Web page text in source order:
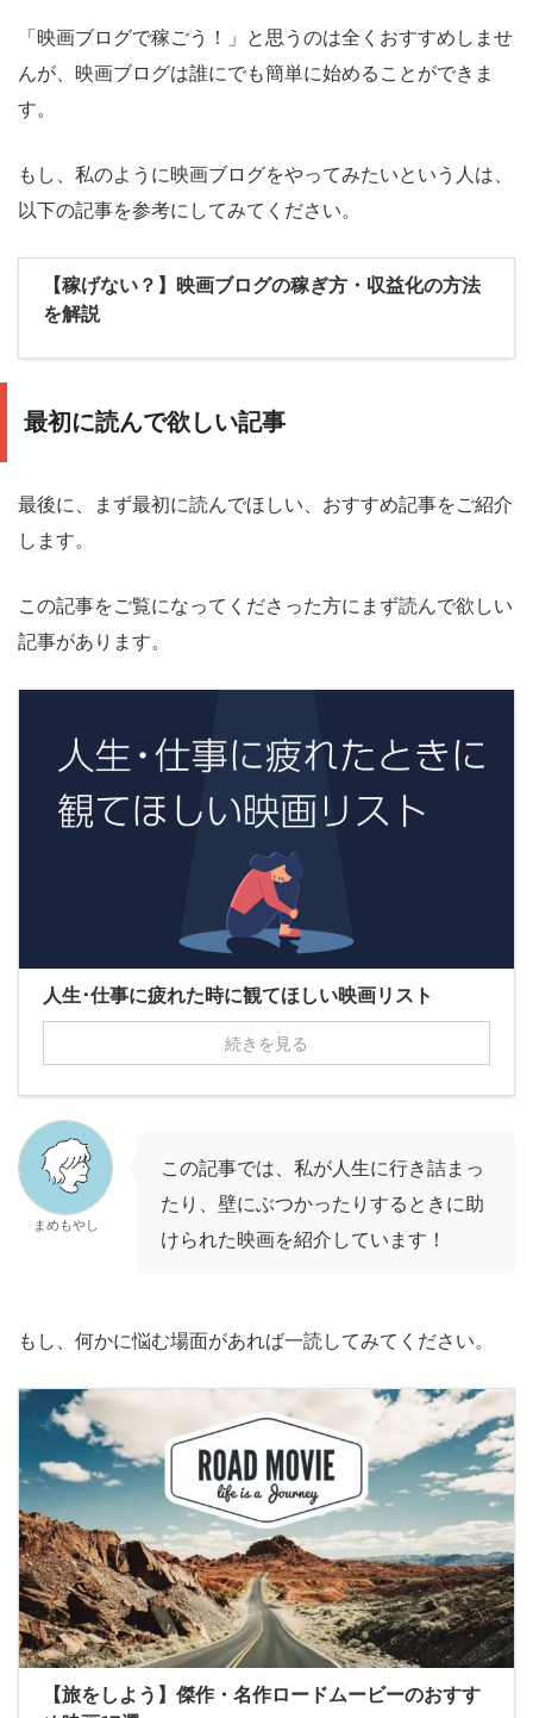
「映画ブログで稼ごう！」と思うのは全くおすすめしませ
んが、映画ブログは誰にでも簡単に始めることができま
す。
もし、私のように映画ブログをやってみたいという人は、
以下の記事を参考にしてみてください。
【稼げない？】映画ブログの稼ぎ方・収益化の方法
を解説
最初に読んで欲しい記事
最後に、まず最初に読んでほしい、おすすめ記事をご紹介
します。
この記事をご覧になってくださった方にまず読んで欲しい
記事があります。
人生･仕事に疲れた時に観てほしい映画リスト
続きを見る
まめもやし
この記事では、私が人生に行き詰まっ
たり、壁にぶつかったりするときに助
けられた映画を紹介しています！
もし、何かに悩む場面があれば一読してみてください。
【旅をしよう】傑作・名作ロードムービーのおすす